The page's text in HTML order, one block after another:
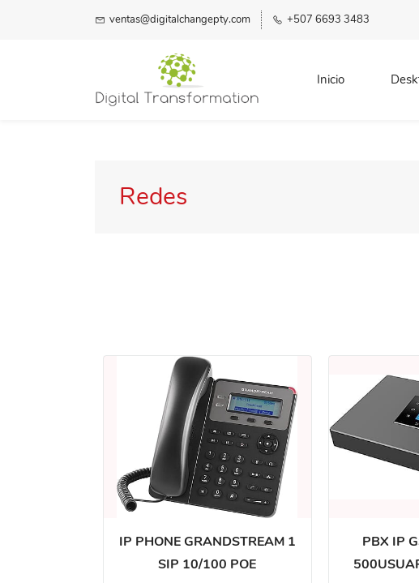
ventas@digitalchangepty.com +507 6693 3483
Inicio
Redes
IP PHONE GRANDSTREAM 1
SIP 10/100 POE
PBX IP